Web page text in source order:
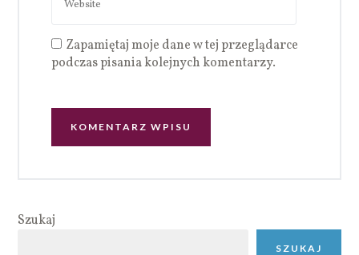
Zapamiętaj moje dane w tej przeglądarce
podczas pisania kolejnych komentarzy.
Szukaj
SZUKAJ